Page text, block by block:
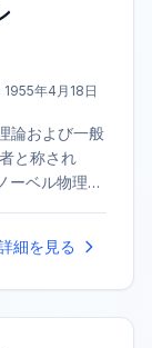
年4月18日
論および一般
と称され
ーベル物理学
細を見る